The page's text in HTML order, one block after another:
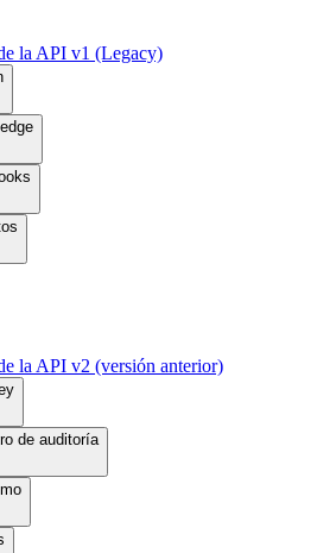
la API v1 (Legacy)
la API v2 (versión anterior)
de auditoría